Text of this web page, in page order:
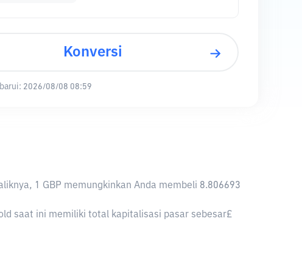
Konversi
2026/08/08 08:59
1 GBP memungkinkan Anda membeli 8.806693
saat ini memiliki total kapitalisasi pasar sebesar£